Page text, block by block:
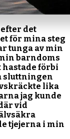
det
för mina steg
tunga av min
barndoms
hastade förbi
sluttningen
lika
jag kunde
vid
tjejerna i min